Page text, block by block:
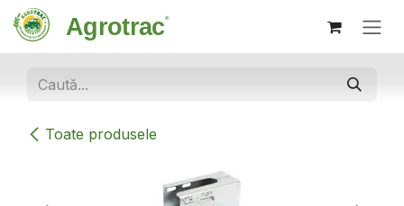
Sari la conținut
Toate produsele